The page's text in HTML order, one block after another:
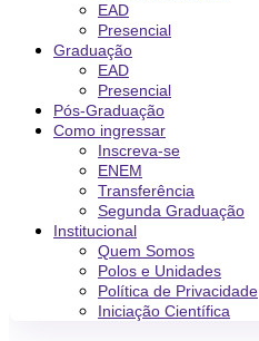
EAD
Presencial
Graduação
EAD
Presencial
Pós-Graduação
Como ingressar
Inscreva-se
ENEM
Transferência
Segunda Graduação
Institucional
Quem Somos
Polos e Unidades
Política de Privacidade
Iniciação Científica